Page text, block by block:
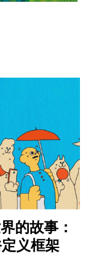
的故事：
义框架